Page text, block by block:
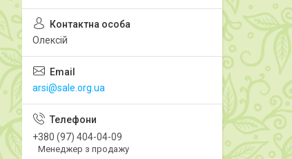
Олексій
arsi@sale.org.ua
+380 (97) 404-04-09
Менеджер з продажу